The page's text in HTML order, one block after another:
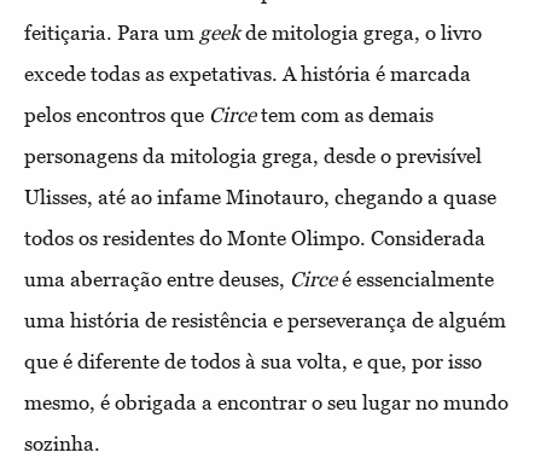
feitiçaria. Para um geekde mitologia grega, o livro
excede todas as expetativas. A história é marcada
pelos encontros que Circetem com as demais
personagens da mitologia grega, desde o previsível
Ulisses, até ao infame Minotauro, chegando a quase
todos os residentes do Monte Olimpo. Considerada
uma aberração entre deuses, Circeé essencialmente
uma história de resistência e perseverança de alguém
que é diferente de todos à sua volta, e que, por isso
mesmo, é obrigada a encontrar o seu lugar no mundo
sozinha.